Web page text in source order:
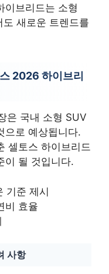
이브리드는 소형
새로운 트렌드를
2026 하이브리
은 국내 소형 SUV
으로 예상됩니다.
셀토스 하이브리드
이 될 것입니다.
기준 제시
비 효율
사항